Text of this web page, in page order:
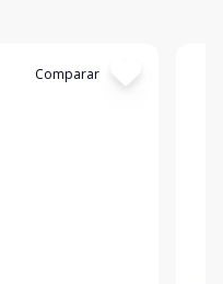
Comparar